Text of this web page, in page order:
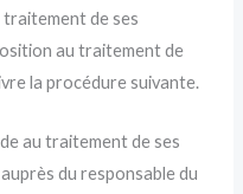
traitement de ses
au traitement de
la procédure suivante.
au traitement de ses
du responsable du